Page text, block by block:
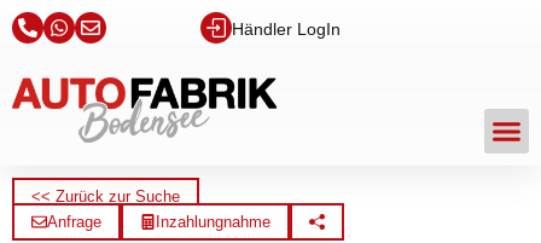
Händler LogIn
<< Zurück zur Suche
Anfrage
Inzahlungnahme